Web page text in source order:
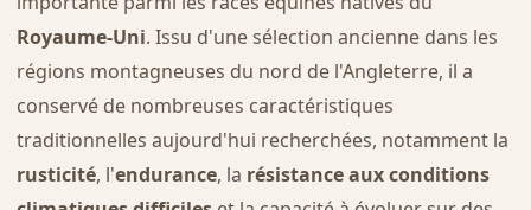
Royaume-Uni. Issu d'une sélection ancienne dans les
régions montagneuses du nord de l'Angleterre, il a
conservé de nombreuses caractéristiques
traditionnelles aujourd'hui recherchées, notamment la
rusticité, l'endurance, la résistance aux conditions